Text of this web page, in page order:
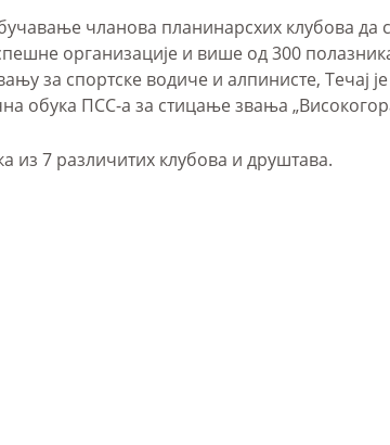
чланова планинарсхих клубова
организације и више од 300 полазника
за спортске водиче и алпинисте, Течај
обукa ПСС-a за стицање звања
из 7 различитих клубова и друштава.